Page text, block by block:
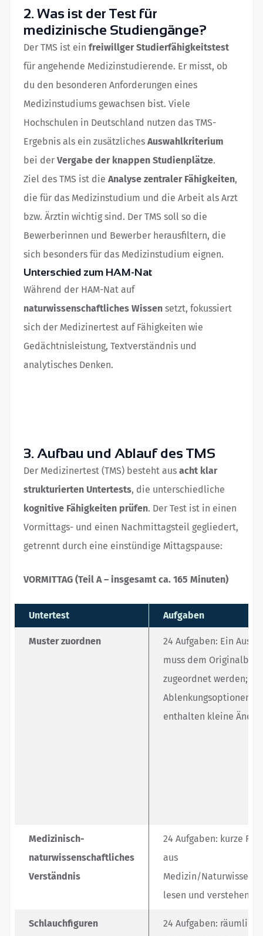
2. Was ist der Test für
medizinische Studiengänge?
Der TMS ist ein freiwillger Studierfähigkeitstest
für angehende Medizinstudierende. Er misst, ob
du den besonderen Anforderungen eines
Medizinstudiums gewachsen bist. Viele
Hochschulen in Deutschland nutzen das TMS-
Ergebnis als ein zusätzliches Auswahlkriterium
bei der Vergabe der knappen Studienplätze.
Ziel des TMS ist die Analyse zentraler Fähigkeiten,
die für das Medizinstudium und die Arbeit als Arzt
bzw. Ärztin wichtig sind. Der TMS soll so die
Bewerberinnen und Bewerber herausfiltern, die
sich besonders für das Medizinstudium eignen.
Unterschied zum HAM-Nat
Während der HAM-Nat auf
naturwissenschaftliches Wissen setzt, fokussiert
sich der Medizinertest auf Fähigkeiten wie
Gedächtnisleistung, Textverständnis und
analytisches Denken.
3. Aufbau und Ablauf des TMS
Der Medizinertest (TMS) besteht aus acht klar
strukturierten Untertests, die unterschiedliche
kognitive Fähigkeiten prüfen. Der Test ist in einen
Vormittags- und einen Nachmittagsteil gegliedert,
getrennt durch eine einstündige Mittagspause:
VORMITTAG (Teil A – insgesamt ca. 165 Minuten)
Untertest Aufgaben
Muster zuordnen
24 Aufgaben: Ein
muss dem Originalbild
zugeordnet werden;
Ablenkungsoptionen
enthalten kleine
Medizinisch-
naturwissenschaftliches
Verständnis
24 Aufgaben: kurze
aus
Medizin/
lesen und verstehen
Schlauchfiguren
24 Aufgaben: räumliche